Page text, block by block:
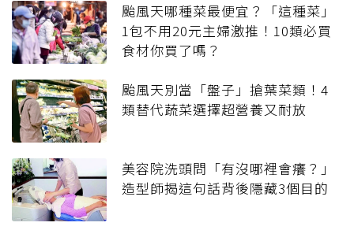
颱風天哪種菜最便宜？「這種菜」
1包不用20元主婦激推！10類必買
食材你買了嗎？
颱風天別當「盤子」搶葉菜類！4
類替代蔬菜選擇超營養又耐放
美容院洗頭問「有沒哪裡會癢？」
造型師揭這句話背後隱藏3個目的